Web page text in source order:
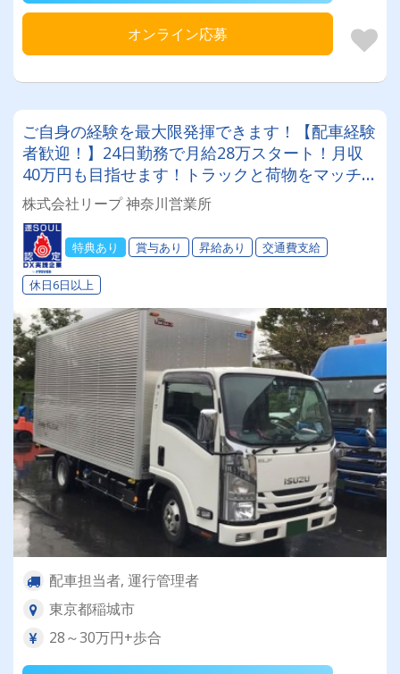
オンライン応募
ご自身の経験を最大限発揮できます！【配車経験
者歓迎！】24日勤務で月給28万スタート！月収
40万円も目指せます！トラックと荷物をマッチン
グするお仕事です
株式会社リープ 神奈川営業所
特典あり 賞与あり 昇給あり 交通費支給
休日6日以上
配車担当者, 運行管理者
東京都稲城市
28～30万円+歩合